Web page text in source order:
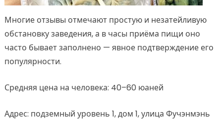
Многие отзывы отмечают простую и незатейливую
обстановку заведения, а в часы приёма пищи оно
часто бывает заполнено — явное подтверждение его
популярности.
Средняя цена на человека: 40–60 юаней
Адрес: подземный уровень 1, дом 1, улица Фучэнмэнь